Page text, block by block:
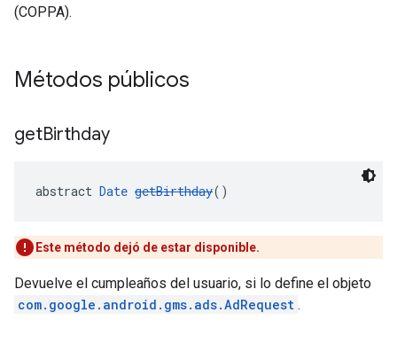
(COPPA).
Métodos públicos
getBirthday
abstract Date getBirthday()
Este método dejó de estar disponible.
Devuelve el cumpleaños del usuario, si lo define el objeto
com.google.android.gms.ads.AdRequest .